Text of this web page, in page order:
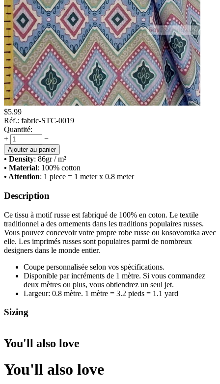
$5.99
Réf.: fabric-STC-0019
Quantité:
+
−
Ajouter au panier
• Density: 86gr / m²
• Material: 100% cotton
• Attention: 1 piece = 1 meter x 0.8 meter
Description
Ce tissu à motif russe est fabriqué de 100% en coton. Le textile
traditionnel a des ornements dans les traditions populaires russes.
Vous pouvez concevoir votre propre robe russe ou kosovorotka avec
elle. Les imprimés russes sont populaires parmi de nombreux
designers dans le monde entier.
Coupe personnalisée selon vos spécifications.
Disponible par incréments de 1 mètre. Si vous commandez
deux mètres ou plus, vous obtiendrez un seul jet.
Largeur: 0.8 mètre. 1 mètre = 3.2 pieds = 1.1 yard
Sizing
You'll also love
You'll also love